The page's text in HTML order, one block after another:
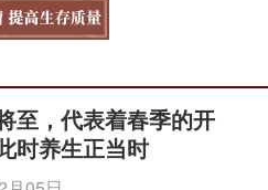
至，代表着春季的开
时养生正当时